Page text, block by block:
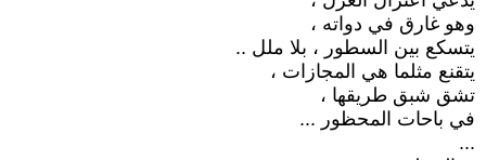
وهو غارق في دواته ،
يتسكع بين السطور ، بلا ملل ..
يتقنع مثلما هي المجازات ،
تشق شبق طريقها ،
في باحات المحظور ...
...